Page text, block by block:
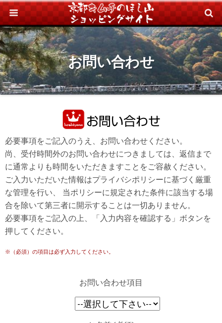
お問い合わせ
必要事項をご記入のうえ、お問い合わせください。
尚、受付時間外のお問い合わせにつきましては、返信まで
に通常よりも時間をいただきますことをご容赦ください。
ご入力いただいた情報はプライバシポリシーに基づく厳重
な管理を行い、 当ポリシーに規定された条件に該当する場
合を除いて第三者に開示することは一切ありません。
必要事項をご記入の上、「入力内容を確認する」ボタンを
押してください。
※（必須）の項目は必ず入力してください。
お問い合わせ項目